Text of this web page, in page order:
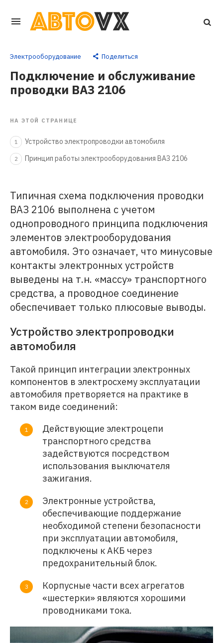
Перейти
контенту
Электрооборудование Поделиться
Подключение и обслуживание
проводки ВАЗ 2106
НА ЭТОЙ СТРАНИЦЕ
1 Устройство электропроводки автомобиля
2 Принцип работы электрооборудования ВАЗ 2106
Типичная схема подключения проводки
ВАЗ 2106 выполнена с учетом
однопроводного принципа подключения
элементов электрооборудования
автомобиля. Это означает, что минусовые
контакты электронных устройств
выведены на т.н. «массу» транспортного
средства, а проводное соединение
обеспечивает только плюсовые выводы.
Устройство электропроводки
автомобиля
Такой принцип интеграции электронных
компонентов в электросхему эксплуатации
автомобиля претворяется на практике в
таком виде соединений:
Действующие электроцепи
транспортного средства
задействуются посредством
использования выключателя
зажигания.
Электронные устройства,
обеспечивающие поддержание
необходимой степени безопасности
при эксплуатации автомобиля,
подключены к АКБ через
предохранительный блок.
Корпусные части всех агрегатов
«шестерки» являются хорошими
проводниками тока.